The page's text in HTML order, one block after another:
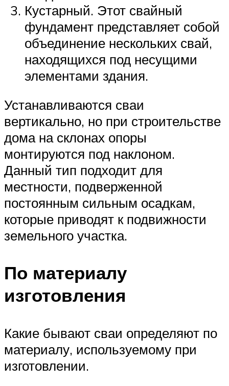
Кустарный. Этот свайный
фундамент представляет собой
объединение нескольких свай,
находящихся под несущими
элементами здания.
Устанавливаются сваи
вертикально, но при строительстве
дома на склонах опоры
монтируются под наклоном.
Данный тип подходит для
местности, подверженной
постоянным сильным осадкам,
которые приводят к подвижности
земельного участка.
По материалу
изготовления
Какие бывают сваи определяют по
материалу, используемому при
изготовлении.